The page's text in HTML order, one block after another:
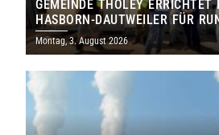
GEMEINDE THOLEY ERRICHTET
HASBORN-DAUTWEILER FÜR
MILLIONEN EURO
Montag, 3. August 2026